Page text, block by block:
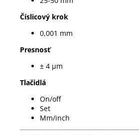
Číslicový krok
0,001 mm
Presnosť
± 4 µm
Tlačidlá
On/off
Set
Mm/inch